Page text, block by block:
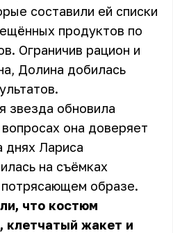
составили ей списки
продуктов по
Ограничив рацион и
Долина добилась
звезда обновила
она доверяет
днях Лариса
на съёмках
образе.
что костюм
клетчатый жакет и